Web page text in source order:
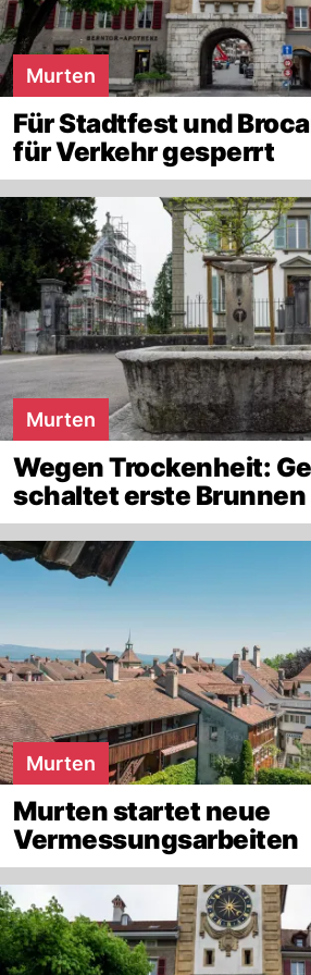
Murten
Für Stadtfest und
für Verkehr gesperrt
Murten
Wegen Trockenheit:
schaltet erste Brunnen
Murten
Murten startet neue
Vermessungsarbeiten